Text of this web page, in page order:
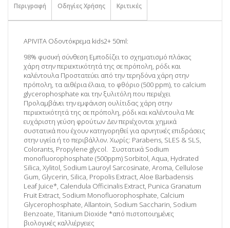
Περιγραφή Οδηγίες Χρήσης Κριτικές
APIVITA Οδοντόκρεμα kids2+ 50ml:
98% φυσική σύνθεση Εμποδίζει το σχηματισμό πλάκας
χάρη στην περιεκτικότητά της σε πρόπολη, ρόδι και
καλέντουλα Προστατεύει από την τερηδόνα χάρη στην
πρόπολη, τα αιθέρια έλαια, το φθόριο (500 ppm), το calcium
glycerophosphate και την ξυλιτόλη που περιέχει
Προλαμβάνει την εμφάνιση ουλίτιδας χάρη στην
περιεκτικότητά της σε πρόπολη, ρόδι και καλέντουλα Με
ευχάριστη γεύση φρούτων Δεν περιέχονται χημικά
συστατικά που έχουν κατηγορηθεί για αρνητικές επιδράσεις
στην υγεία ή το περιβάλλον. Χωρίς: Parabens, SLES & SLS,
Colorants, Propylene glycol. Συστατικά Sodium
monofluorophosphate (500ppm) Sorbitol, Aqua, Hydrated
Silica, Xylitol, Sodium Lauroyl Sarcosinate, Aroma, Cellulose
Gum, Glycerin, Silica, Propolis Extract, Aloe Barbadensis
Leaf Juice*, Calendula Officinalis Extract, Punica Granatum
Fruit Extract, Sodium Monofluorophosphate, Calcium
Glycerophosphate, Allantoin, Sodium Saccharin, Sodium
Benzoate, Titanium Dioxide *από πιστοποιημένες
βιολογικές καλλιέργειες